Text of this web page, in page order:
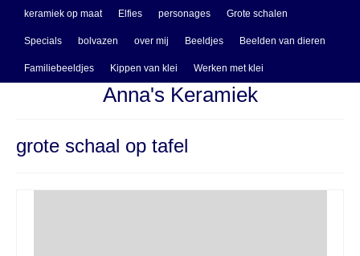
keramiek op maat Elfies personages Grote schalen
Specials bolvazen over mij Beeldjes Beelden van dieren
Familiebeeldjes Kippen van klei Werken met klei
Anna's Keramiek
grote schaal op tafel